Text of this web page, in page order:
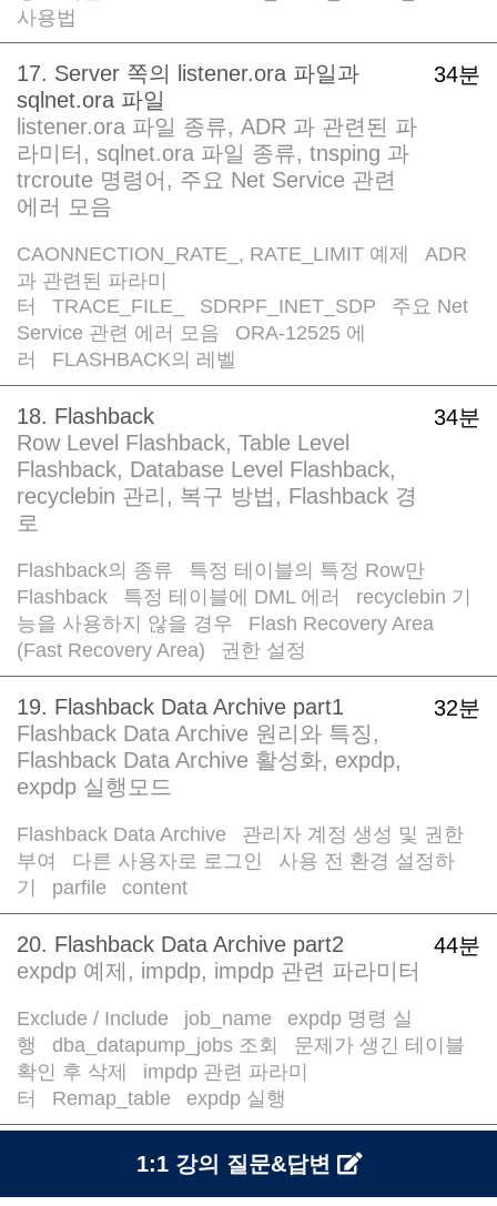
사용법
34분
17. Server 쪽의 listener.ora 파일과
sqlnet.ora 파일
listener.ora 파일 종류, ADR 과 관련된 파
라미터, sqlnet.ora 파일 종류, tnsping 과
trcroute 명령어, 주요 Net Service 관련
에러 모음
CAONNECTION_RATE_ , RATE_LIMIT 예제
ADR
과 관련된 파라미
터
TRACE_FILE_ SDRPF_INET_SDP
주요 Net
Service 관련 에러 모음
ORA-12525 에
러
FLASHBACK의 레벨
34분
18. Flashback
Row Level Flashback, Table Level
Flashback, Database Level Flashback,
recyclebin 관리, 복구 방법, Flashback 경
로
Flashback의 종류
특정 테이블의 특정 Row만
Flashback
특정 테이블에 DML 에러
recyclebin 기
능을 사용하지 않을 경우
Flash Recovery Area
(Fast Recovery Area)
권한 설정
32분
19. Flashback Data Archive part1
Flashback Data Archive 원리와 특징,
Flashback Data Archive 활성화, expdp,
expdp 실행모드
Flashback Data Archive
관리자 계정 생성 및 권한
부여
다른 사용자로 로그인
사용 전 환경 설정하
기
parfile content
44분
20. Flashback Data Archive part2
expdp 예제, impdp, impdp 관련 파라미터
Exclude / Include job_name
expdp 명령 실
행
dba_datapump_jobs 조회
문제가 생긴 테이블
확인 후 삭제
impdp 관련 파라미
터
Remap_table expdp 실행
1:1 강의 질문&답변